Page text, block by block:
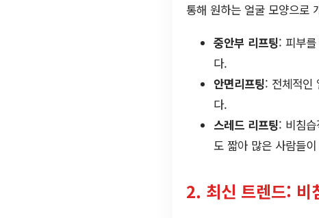
통해 원하는 얼굴 모양으로
중안부 리프팅: 피부
다.
안면리프팅: 전체적인
다.
스레드 리프팅: 비침
도 짧아 많은 사람들
2. 최신 트렌드: 비